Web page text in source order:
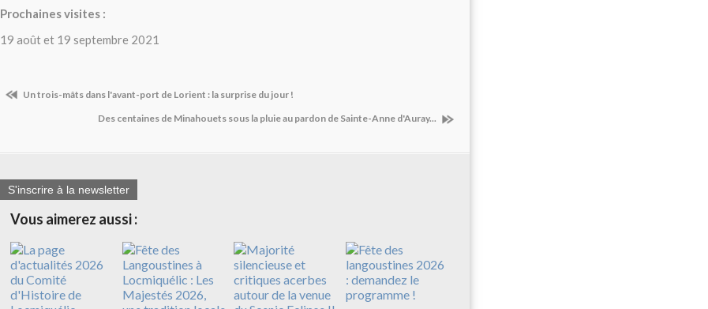
Prochaines visites :
19 août et 19 septembre 2021
Un trois-mâts dans l'avant-port de Lorient : la surprise du jour !
Des centaines de Minahouets sous la pluie au pardon de Sainte-Anne d'Auray...
S'inscrire à la newsletter
Vous aimerez aussi :